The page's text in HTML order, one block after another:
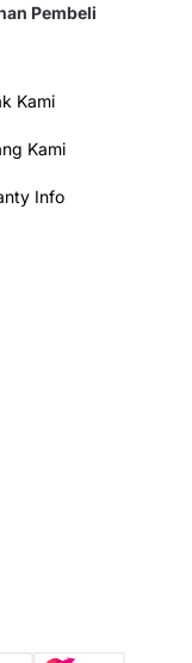
Pembeli
Kami
Kami
Info